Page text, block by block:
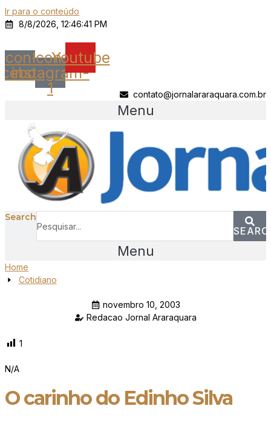
Ir para o conteúdo
8/8/2026, 12:46:41 PM
Icon-Icon-
instagram-
1
Youtube
contato@jornalararaquara.com.br
Menu
Search
Menu
Home
Cotidiano
novembro 10, 2003
Redacao Jornal Araraquara
1
N/A
O carinho do Edinho Silva